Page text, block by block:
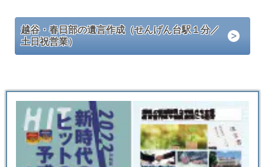
越谷・春日部の遺言作成（せんげん台駅１分／
土日祝営業）